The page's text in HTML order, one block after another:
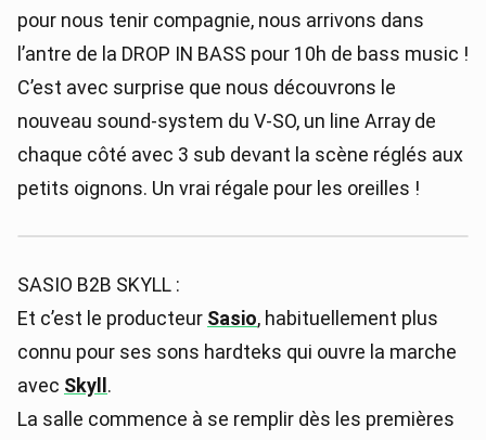
pour nous tenir compagnie, nous arrivons dans
l’antre de la DROP IN BASS pour 10h de bass music !
C’est avec surprise que nous découvrons le
nouveau sound-system du V-SO, un line Array de
chaque côté avec 3 sub devant la scène réglés aux
petits oignons. Un vrai régale pour les oreilles !
SASIO B2B SKYLL :
Et c’est le producteur Sasio, habituellement plus
connu pour ses sons hardteks qui ouvre la marche
avec Skyll .
La salle commence à se remplir dès les premières